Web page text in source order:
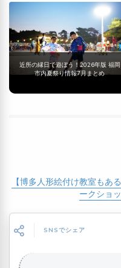
近所の縁日で遊ぼう！2026年版 福岡
市内夏祭り情報7月まとめ
【博多人形絵付け教室もあ
ークショ
SNSでシェア